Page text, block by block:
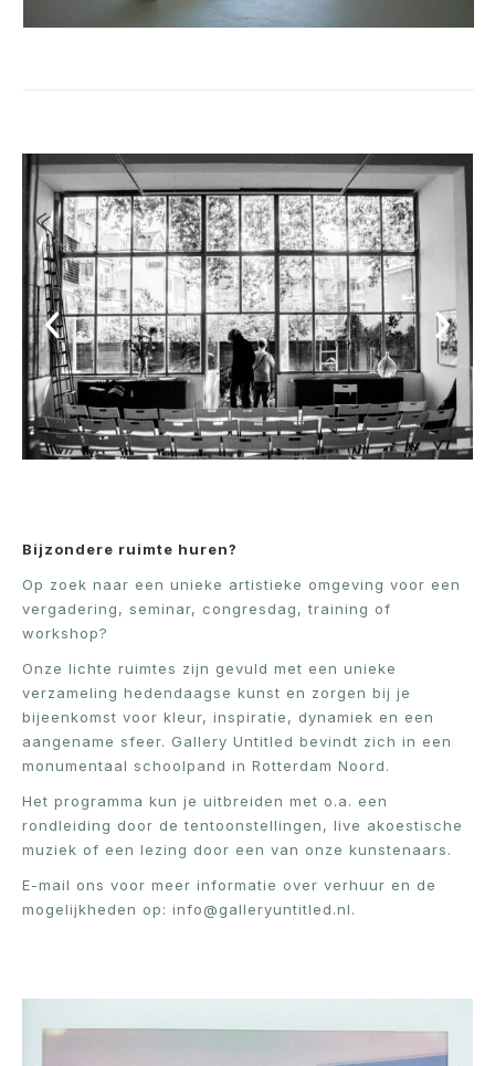
Bijzondere ruimte huren?
Op zoek naar een unieke artistieke omgeving voor een
vergadering, seminar, congresdag, training of
workshop?
Onze lichte ruimtes zijn gevuld met een unieke
verzameling hedendaagse kunst en zorgen bij je
bijeenkomst voor kleur, inspiratie, dynamiek en een
aangename sfeer. Gallery Untitled bevindt zich in een
monumentaal schoolpand in Rotterdam Noord.
Het programma kun je uitbreiden met o.a. een
rondleiding door de tentoonstellingen, live akoestische
muziek of een lezing door een van onze kunstenaars.
E-mail ons voor meer informatie over verhuur en de
mogelijkheden op: info@galleryuntitled.nl.